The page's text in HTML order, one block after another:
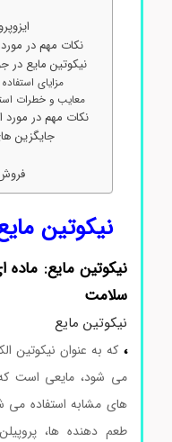
ایزوپروپیل-2-
نکات مهم در مورد
نیکوتین مایع در
مزایای استفاده
معایب و خطرات
نکات مهم در مورد
جایگزین
فروش
نیکوتین مایع
نیکوتین مایع: ماده
سلامت
نیکوتین مایع
که به عنوان نیکوتین
می شود، مایعی است که
های مشابه استفاده می
طعم دهنده ها،